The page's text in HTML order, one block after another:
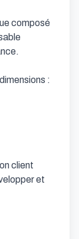
composé
:
client
et